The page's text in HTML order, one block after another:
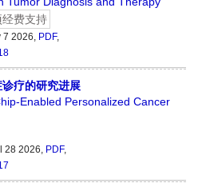
费支持
7 2026, PDF,
疗的研究进展
Enabled Personalized Cancer
28 2026, PDF,